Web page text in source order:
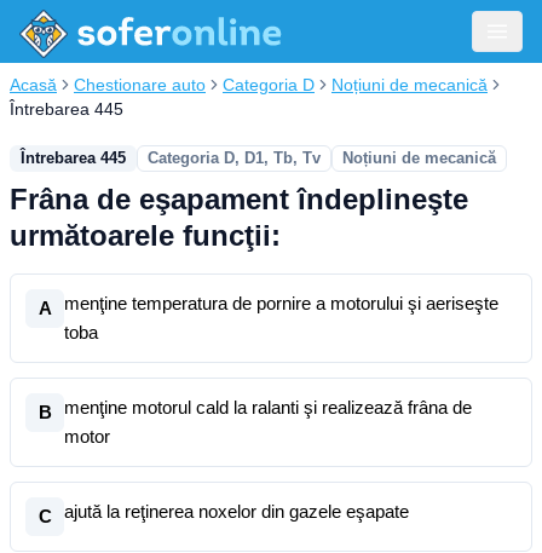
Acasă Chestionare auto Categoria D
Noțiuni de mecanică
Întrebarea 445
Întrebarea 445 Categoria D, D1, Tb, Tv Noțiuni de mecanică
Frâna de eşapament îndeplineşte
următoarele funcţii:
A
menţine temperatura de pornire a motorului şi aeriseşte
toba
B
menţine motorul cald la ralanti şi realizează frâna de
motor
C ajută la reţinerea noxelor din gazele eşapate